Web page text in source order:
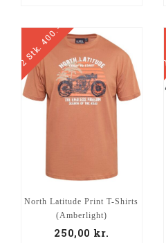
2 Stk. 400.-
North Latitude Print T-Shirts
(Amberlight)
250,00 kr.